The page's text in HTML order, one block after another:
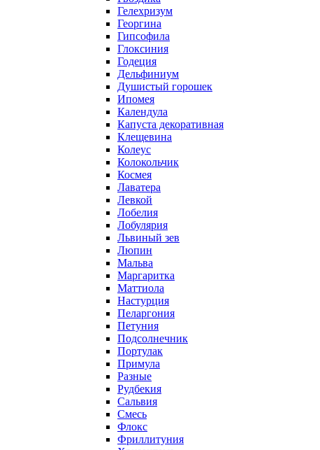
Гелехризум
Георгина
Гипсофила
Глоксиния
Годеция
Дельфиниум
Душистый горошек
Ипомея
Календула
Капуста декоративная
Клещевина
Колеус
Колокольчик
Космея
Лаватера
Левкой
Лобелия
Лобулярия
Львиный зев
Люпин
Мальва
Маргаритка
Маттиола
Настурция
Пеларгония
Петуния
Подсолнечник
Портулак
Примула
Разные
Рудбекия
Сальвия
Смесь
Флокс
Фриллитуния